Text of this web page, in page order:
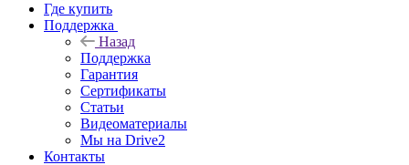
Где купить
Поддержка
Назад
Поддержка
Гарантия
Сертификаты
Статьи
Видеоматериалы
Мы на Drive2
Контакты